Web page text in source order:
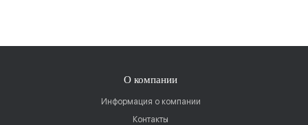
О компании
Информация о компании
Контакты